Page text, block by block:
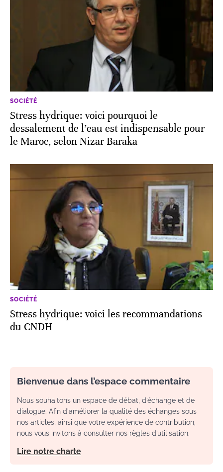
SOCIÉTÉ
Stress hydrique: voici pourquoi le
dessalement de l’eau est indispensable pour
le Maroc, selon Nizar Baraka
SOCIÉTÉ
Stress hydrique: voici les recommandations
du CNDH
Bienvenue dans l’espace commentaire
Nous souhaitons un espace de débat, d’échange et de
dialogue. Afin d'améliorer la qualité des échanges sous
nos articles, ainsi que votre expérience de contribution,
nous vous invitons à consulter nos règles d’utilisation.
Lire notre charte